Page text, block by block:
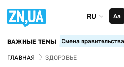
RU Аа
ВАЖНЫЕ ТЕМЫ Смена
ГЛАВНАЯ ЗДОРОВЬЕ